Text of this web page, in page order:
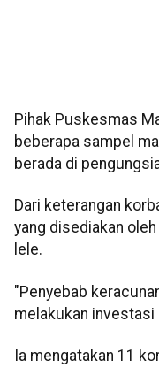
Pihak Puskesmas
beberapa sampel
berada di
Dari keterangan
yang disediakan
lele.
"Penyebab
melakukan investasi
Ia mengatakan 11